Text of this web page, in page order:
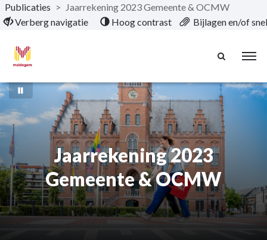
Naar hoofdinhoud
Publicaties > Jaarrekening 2023 Gemeente & OCMW
Verberg navigatie
Hoog contrast Bijlagen en/of
Jaarrekening 2023
Gemeente & OCMW